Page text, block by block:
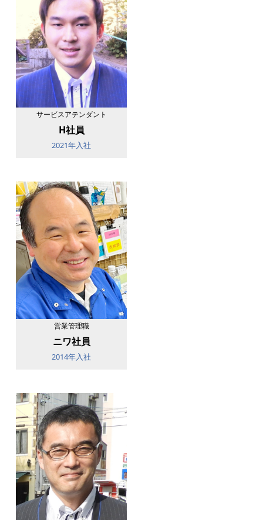
サービスアテンダント
H社員
2021年入社
営業管理職
ニワ社員
2014年入社